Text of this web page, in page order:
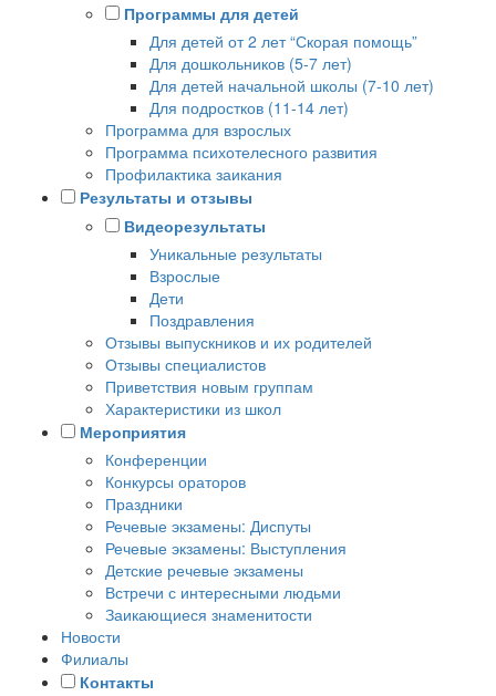
Программы для детей
Для детей от 2 лет “Скорая помощь”
Для дошкольников (5-7 лет)
Для детей начальной школы (7-10 лет)
Для подростков (11-14 лет)
Программа для взрослых
Программа психотелесного развития
Профилактика заикания
Результаты и отзывы
Видеорезультаты
Уникальные результаты
Взрослые
Дети
Поздравления
Отзывы выпускников и их родителей
Отзывы специалистов
Приветствия новым группам
Характеристики из школ
Мероприятия
Конференции
Конкурсы ораторов
Праздники
Речевые экзамены: Диспуты
Речевые экзамены: Выступления
Детские речевые экзамены
Встречи с интересными людьми
Заикающиеся знаменитости
Новости
Филиалы
Контакты